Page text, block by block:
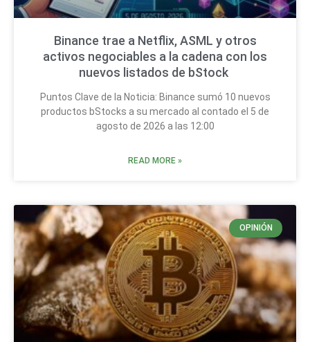
Binance trae a Netflix, ASML y otros
activos negociables a la cadena con los
nuevos listados de bStock
Puntos Clave de la Noticia: Binance sumó 10 nuevos
productos bStocks a su mercado al contado el 5 de
agosto de 2026 a las 12:00
READ MORE »
OPINIÓN